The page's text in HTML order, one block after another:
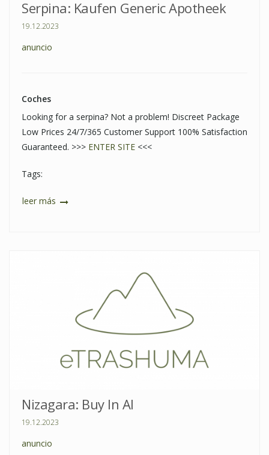
Serpina: Kaufen Generic Apotheek
19.12.2023
anuncio
Coches
Looking for a serpina? Not a problem! Discreet Package
Low Prices 24/7/365 Customer Support 100% Satisfaction
Guaranteed. >>> ENTER SITE <<<
Tags:
leer más
Nizagara: Buy In Al
19.12.2023
anuncio